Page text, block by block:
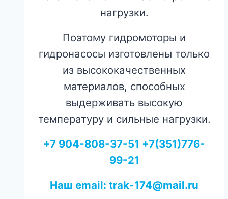
нагрузки.
Поэтому гидромоторы и
гидронасосы изготовлены только
из высококачественных
материалов, способных
выдерживать высокую
температуру и сильные нагрузки.
+7 904-808-37-51 +7(351)776-
99-21
Наш email: trak-174@mail.ru